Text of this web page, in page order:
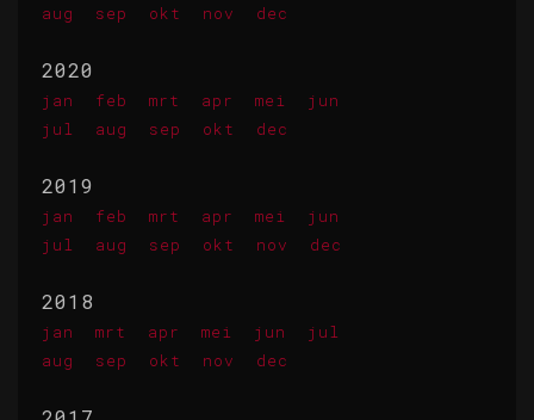
aug
sep okt nov dec
2020
jan feb mrt apr mei
jun
jul
aug sep okt dec
2019
jan feb mrt apr mei
jun
jul
aug sep okt nov dec
2018
jan mrt apr mei jun
jul
aug
sep okt nov dec